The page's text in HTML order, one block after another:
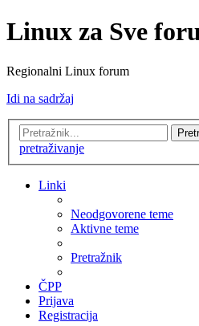
Linux za Sve
Regionalni Linux forum
Idi na sadržaj
pretraživanje
Linki
Neodgovorene teme
Aktivne teme
Pretražnik
ČPP
Prijava
Registracija